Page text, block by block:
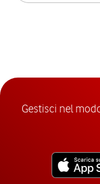
Gestisci nel